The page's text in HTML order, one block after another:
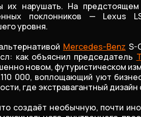
нарушать. На предстоящем
поклонников — Lexus
уровня.
Mercedes-Benz S-
как объяснил председатель
новом, футуристическом
000, воплощающий уют
где экстравагантный дизайн
создаёт необычную, почти